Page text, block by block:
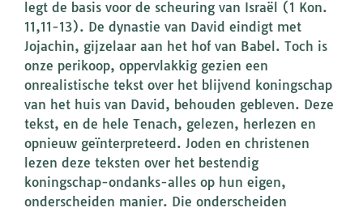
legt de basis voor de scheuring van Israël (1 Kon.
11,11-13). De dynastie van David eindigt met
Jojachin, gijzelaar aan het hof van Babel. Toch is
onze perikoop, oppervlakkig gezien een
onrealistische tekst over het blijvend koningschap
van het huis van David, behouden gebleven. Deze
tekst, en de hele Tenach, gelezen, herlezen en
opnieuw geïnterpreteerd. Joden en christenen
lezen deze teksten over het bestendig
koningschap-ondanks-alles op hun eigen,
onderscheiden manier. Die onderscheiden